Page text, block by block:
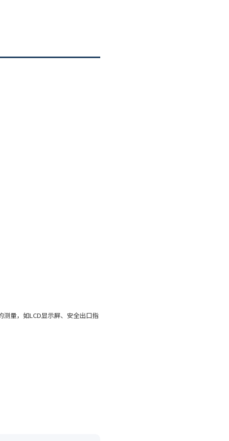
量，如LCD显示屏、安全出口指